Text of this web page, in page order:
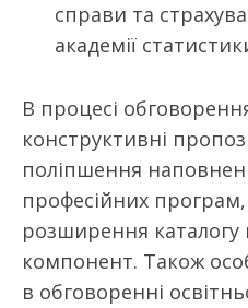
справи та
академії
В процесі
конструктивні
поліпшення
професійних
розширення каталогу
компонент. Також
в обговоренні